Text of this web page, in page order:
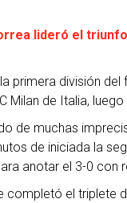
lideró el
primera división
Milan de Italia,
de muchas
de iniciada la
anotar el 3-0 con
completó el triplete